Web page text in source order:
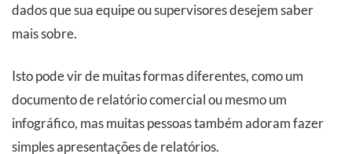
dados que sua equipe ou supervisores desejem saber
mais sobre.
Isto pode vir de muitas formas diferentes, como um
documento de relatório comercial ou mesmo um
infográfico, mas muitas pessoas também adoram fazer
simples apresentações de relatórios.